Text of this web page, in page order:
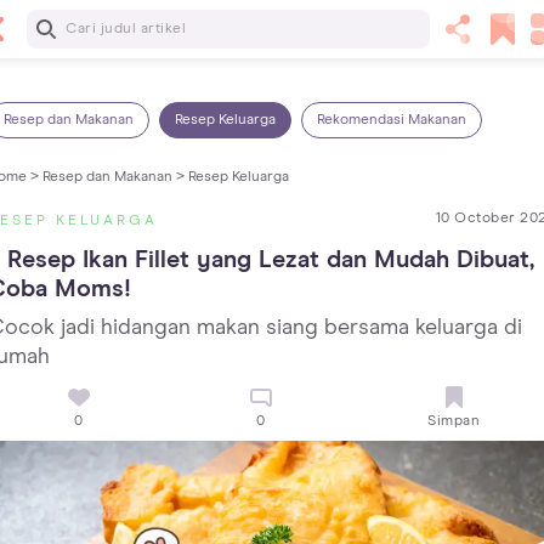
Baca Selanjutnya
Resep dan Makanan Resep Keluarga Rekomendasi Makanan
> Resep dan Makanan > Resep Keluarga
KELUARGA 10 October
Resep Ikan Fillet yang Lezat dan Mudah Dibuat,
Moms!
jadi hidangan makan siang bersama keluarga di
0 0 Simpan